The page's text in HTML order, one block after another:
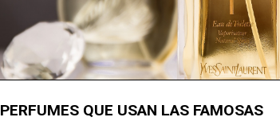
PERFUMES QUE USAN LAS FAMOSAS